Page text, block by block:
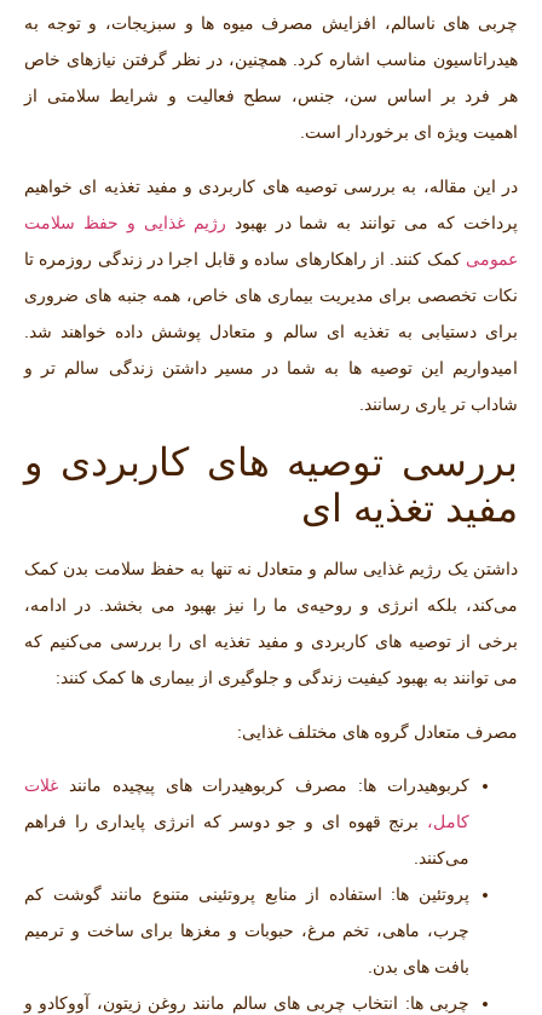
چربی ‌های ناسالم، افزایش مصرف میوه ‌ها و سبزیجات، و توجه به
هیدراتاسیون مناسب اشاره کرد. همچنین، در نظر گرفتن نیازهای خاص
هر فرد بر اساس سن، جنس، سطح فعالیت و شرایط سلامتی از
اهمیت ویژه‌ ای برخوردار است.
در این مقاله، به بررسی توصیه ‌های کاربردی و مفید تغذیه ‌ای خواهیم
پرداخت که می ‌توانند به شما در بهبود رژیم غذایی و حفظ سلامت
عمومی کمک کنند. از راهکارهای ساده و قابل اجرا در زندگی روزمره تا
نکات تخصصی برای مدیریت بیماری ‌های خاص، همه جنبه ‌های ضروری
برای دستیابی به تغذیه‌ ای سالم و متعادل پوشش داده خواهند شد.
امیدواریم این توصیه ‌ها به شما در مسیر داشتن زندگی سالم‌ تر و
شاداب‌ تر یاری رسانند.
بررسی توصیه‌ های کاربردی و
مفید تغذیه‌ ای
داشتن یک رژیم غذایی سالم و متعادل نه تنها به حفظ سلامت بدن کمک
می‌کند، بلکه انرژی و روحیه‌ی ما را نیز بهبود می‌ بخشد. در ادامه،
برخی از توصیه ‌های کاربردی و مفید تغذیه‌ ای را بررسی می‌کنیم که
می ‌توانند به بهبود کیفیت زندگی و جلوگیری از بیماری ‌ها کمک کنند:
مصرف متعادل گروه ‌های مختلف غذایی:
کربوهیدرات‌ ها: مصرف کربوهیدرات ‌های پیچیده مانند غلات
کامل، برنج قهوه ‌ای و جو دوسر که انرژی پایداری را فراهم
می‌کنند.
پروتئین‌ ها: استفاده از منابع پروتئینی متنوع مانند گوشت کم
‌چرب، ماهی، تخم‌ مرغ، حبوبات و مغزها برای ساخت و ترمیم
بافت ‌های بدن.
چربی‌ ها: انتخاب چربی ‌های سالم مانند روغن زیتون، آووکادو و